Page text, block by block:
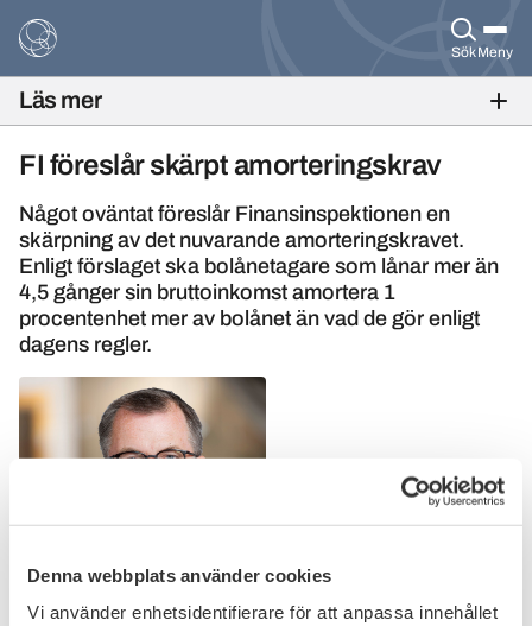
Denna webbplats använder cookies
Vi använder enhetsidentifierare för att anpassa innehållet
SökMeny
FI föreslår skärpt amorteringskrav
Något oväntat föreslår Finansinspektionen en
skärpning av det nuvarande amorteringskravet.
Enligt förslaget ska bolånetagare som lånar mer än
4,5 gånger sin bruttoinkomst amortera 1
procentenhet mer av bolånet än vad de gör enligt
dagens regler.
Bankföreningens chefsekonom
Läs mer